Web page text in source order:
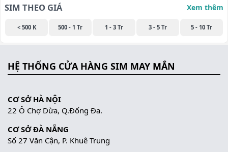
SIM THEO GIÁ Xem thêm
< 500 K 500 - 1 Tr 1 - 3 Tr 3 - 5 Tr 5 - 10 Tr
HỆ THỐNG CỬA HÀNG SIM MAY MẮN
CƠ SỞ HÀ NỘI
22 Ô Chợ Dừa, Q.Đống Đa.
CƠ SỞ ĐÀ NẴNG
Số 27 Văn Cận, P. Khuê Trung